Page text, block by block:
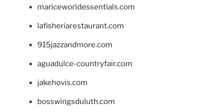
mariceworldessentials.com
lafisheriarestaurant.com
915jazzandmore.com
aguadulce-countryfair.com
jakehovis.com
bosswingsduluth.com